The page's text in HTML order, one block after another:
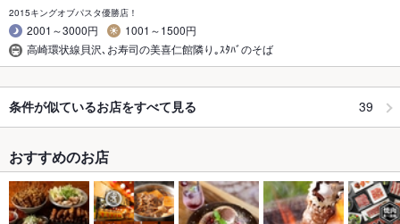
2015キングオブパスタ優勝店！
2001～3000円
1001～1500円
高崎環状線貝沢､お寿司の美喜仁館隣り｡ｽﾀﾊﾞのそば
条件が似ているお店をすべて見る 39
おすすめのお店